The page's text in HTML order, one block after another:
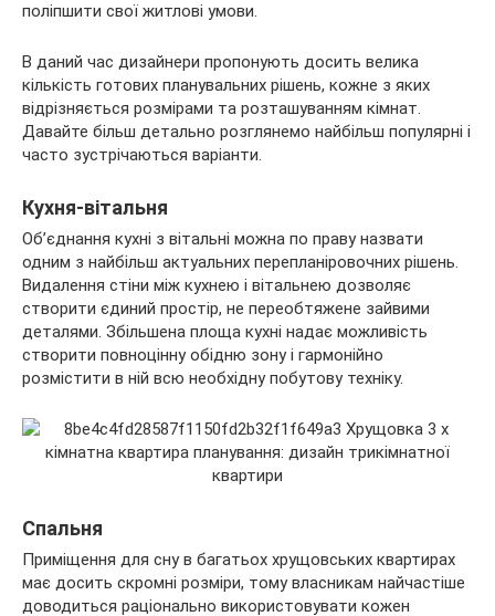
поліпшити свої житлові умови.
В даний час дизайнери пропонують досить велика
кількість готових планувальних рішень, кожне з яких
відрізняється розмірами та розташуванням кімнат.
Давайте більш детально розглянемо найбільш популярні і
часто зустрічаються варіанти.
Кухня-вітальня
Об’єднання кухні з вітальні можна по праву назвати
одним з найбільш актуальних перепланіровочних рішень.
Видалення стіни між кухнею і вітальнею дозволяє
створити єдиний простір, не переобтяжене зайвими
деталями. Збільшена площа кухні надає можливість
створити повноцінну обідню зону і гармонійно
розмістити в ній всю необхідну побутову техніку.
Спальня
Приміщення для сну в багатьох хрущовських квартирах
має досить скромні розміри, тому власникам найчастіше
доводиться раціонально використовувати кожен